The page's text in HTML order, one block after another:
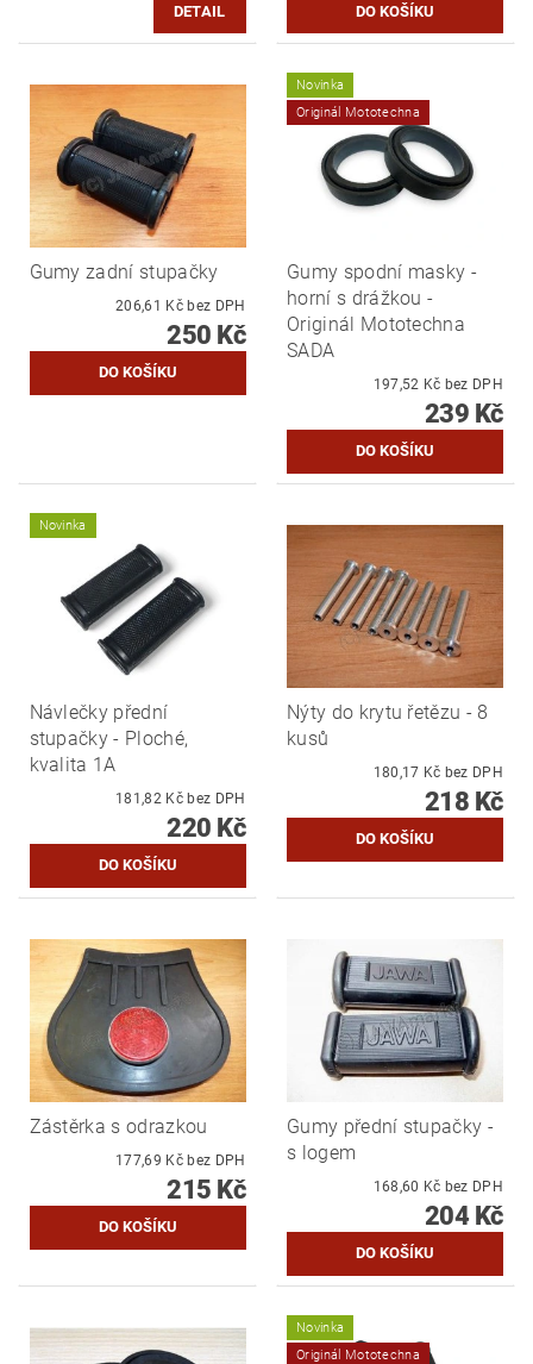
DETAIL
Gumy zadní stupačky
206,61 Kč bez DPH
250 Kč
Novinka
Originál Mototechna
Gumy spodní masky -
horní s drážkou -
Originál Mototechna
SADA
197,52 Kč bez DPH
239 Kč
Novinka
Návlečky přední
stupačky - Ploché,
kvalita 1A
181,82 Kč bez DPH
220 Kč
Nýty do krytu řetězu - 8
kusů
180,17 Kč bez DPH
218 Kč
Zástěrka s odrazkou
177,69 Kč bez DPH
215 Kč
Gumy přední stupačky -
s logem
168,60 Kč bez DPH
204 Kč
Novinka
Originál Mototechna